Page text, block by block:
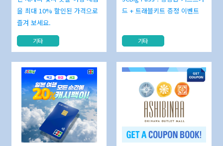
을 최대 10% 할인된 가격으로
즐겨 보세요.
기타
드 + 트래블키트 증정 이벤트
기타